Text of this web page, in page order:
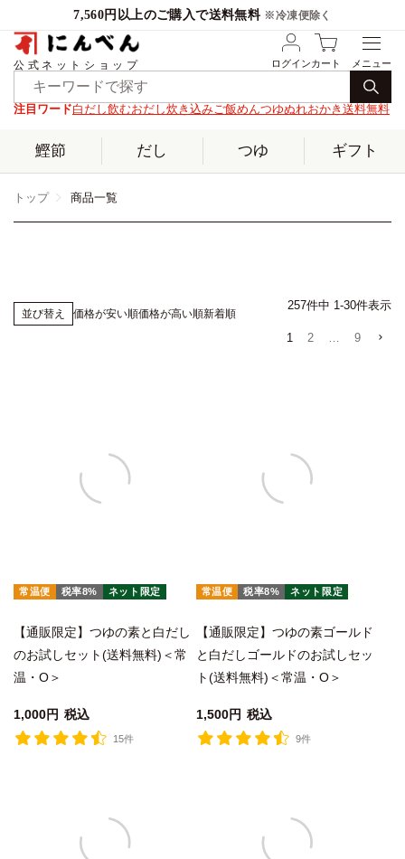
7,560円以上のご購入で送料無料 ※冷凍便除く
公式ネットショップ ログインカート
注目ワード白だし飲むおだし炊き込みご飯めんつゆぬれおかき 送料無料
鰹節 だし つゆ ギフト
トップ 商品一覧
並び替え 価格が安い順価格が高い順新着順
257件中 1-30件表示
1 2 … 9
常温便 税率8% ネット限定
【通販限定】つゆの素と白だし
のお試しセット(送料無料)＜常
温・O＞
1,000 税込
15件
常温便 税率8% ネット限定
【通販限定】つゆの素ゴールド
と白だしゴールドのお試しセッ
ト(送料無料)＜常温・O＞
1,500 税込
9件